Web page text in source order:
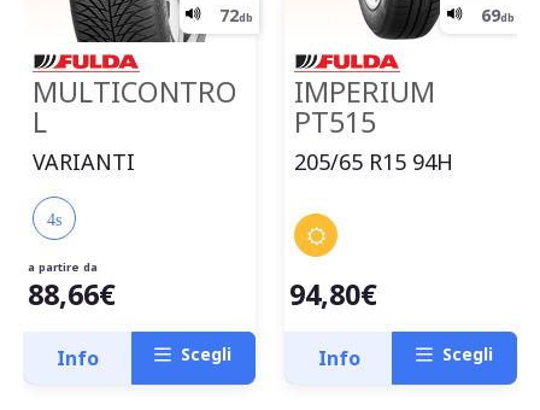
MULTICONTRO
L
VARIANTI
4s
a partire da
88,66€
Info Scegli
IMPERIUM
PT515
205/65 R15 94H
94,80€
Info Scegli